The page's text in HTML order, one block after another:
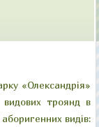
«Олександрія»
троянд в
видів: